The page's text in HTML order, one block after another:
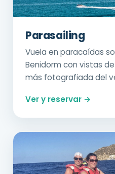
Parasailing
Vuela en paracaídas
Benidorm con vistas de
más fotografiada del
Ver y reservar →